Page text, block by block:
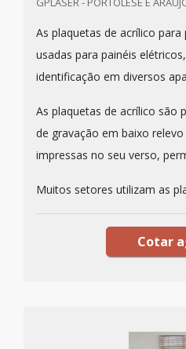
As plaquetas de acrílico
usadas para painéis
identificação em diversos
As plaquetas de acrílico são
de gravação em baixo
impressas no seu verso,
Muitos setores utilizam as
Cotar